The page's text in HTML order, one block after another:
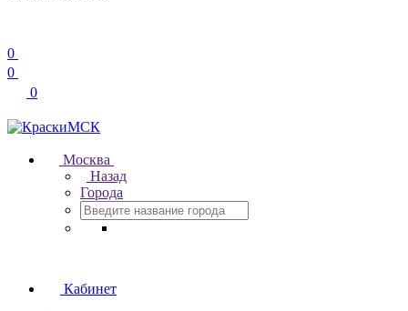
0
0
0
Москва
Назад
Города
Кабинет